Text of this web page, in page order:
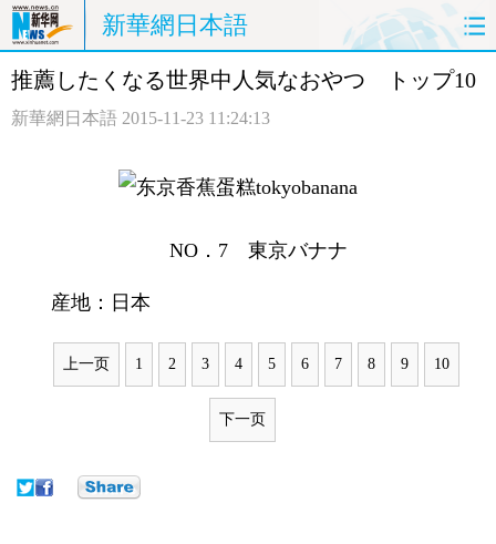
新華網日本語
ホームページ 政治 経済
評論
推薦したくなる世界中人気なおやつ トップ10
新華網日本語 2015-11-23 11:24:13
NO．7 東京バナナ
産地：日本
上一页 1 2 3 4 5 6 7 8 9 10
下一页